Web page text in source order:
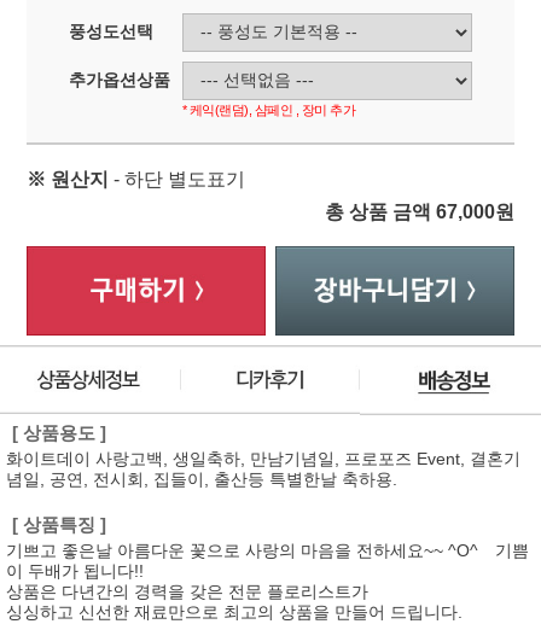
풍성도선택
추가옵션상품
* 케익(랜덤), 샴페인 , 장미 추가
※ 원산지 - 하단 별도표기
총 상품 금액 67,000원
[ 상품용도 ]
화이트데이 사랑고백, 생일축하, 만남기념일, 프로포즈 Event, 결혼기
념일, 공연, 전시회, 집들이, 출산등 특별한날 축하용.
[ 상품특징 ]
기쁘고 좋은날 아름다운 꽃으로 사랑의 마음을 전하세요~~ ^O^ 기쁨
이 두배가 됩니다!!
상품은 다년간의 경력을 갖은 전문 플로리스트가
싱싱하고 신선한 재료만으로 최고의 상품을 만들어 드립니다.